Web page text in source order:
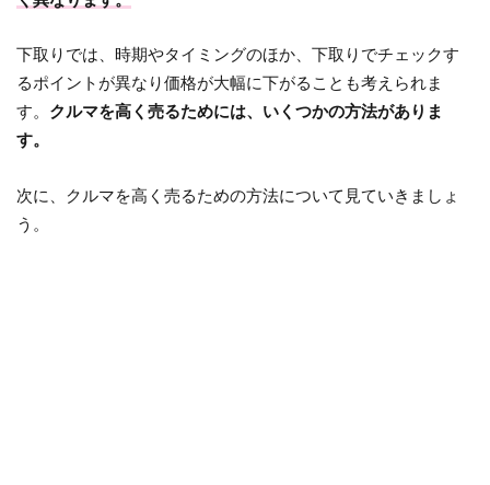
下取りでは、時期やタイミングのほか、下取りでチェックす
るポイントが異なり価格が大幅に下がることも考えられま
す。 クルマを高く売るためには、いくつかの方法がありま
す。
次に、クルマを高く売るための方法について見ていきましょ
う。